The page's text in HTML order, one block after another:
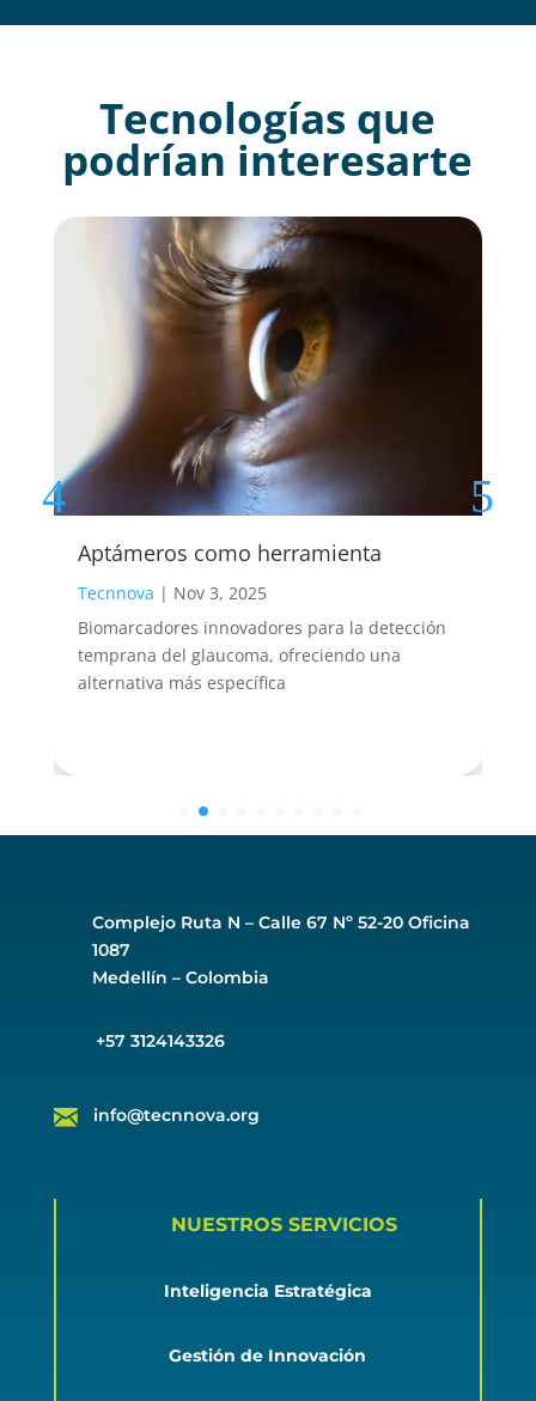
Tecnologías que
podrían interesarte
Aptámeros como herramienta
Tecnnova | Nov 3, 2025
Biomarcadores innovadores para la detección
temprana del glaucoma, ofreciendo una
alternativa más específica
Complejo Ruta N – Calle 67 Nº 52-20 Oficina
1087
Medellín – Colombia
+57 3124143326
info@tecnnova.org
NUESTROS SERVICIOS
Inteligencia Estratégica
Gestión de Innovación